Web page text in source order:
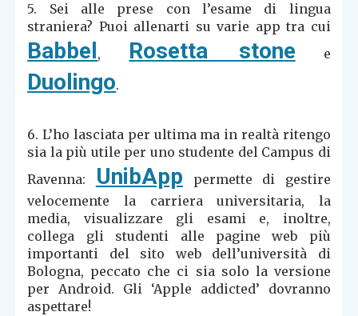
5. Sei alle prese con l’esame di lingua
straniera? Puoi allenarti su varie app tra cui
Babbel , Rosetta stone e
Duolingo.
6. L’ho lasciata per ultima ma in realtà ritengo
sia la più utile per uno studente del Campus di
Ravenna:
UnibApp permette di gestire
velocemente la carriera universitaria, la
media, visualizzare gli esami e, inoltre,
collega gli studenti alle pagine web più
importanti del sito web dell’università di
Bologna, peccato che ci sia solo la versione
per Android. Gli ‘Apple addicted’ dovranno
aspettare!